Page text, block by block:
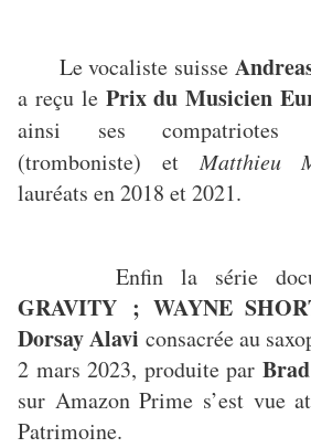
Le vocaliste suisse
a reçu le Prix du Musicien
ainsi ses compatriotes
(tromboniste) etMatthieu
lauréats en 2018 et 2021.
Enfin la série
GRAVITY ; WAYNE
Dorsay Alavi consacrée au
2 mars 2023, produite par
sur Amazon Prime s’est vue
Patrimoine.